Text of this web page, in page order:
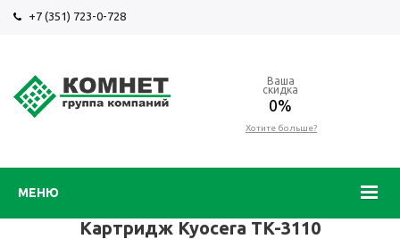
+7 (351) 723-0-728
МЕНЮ
Ваша
скидка
0%
Хотите больше?
Картридж Kyocera TK-3110